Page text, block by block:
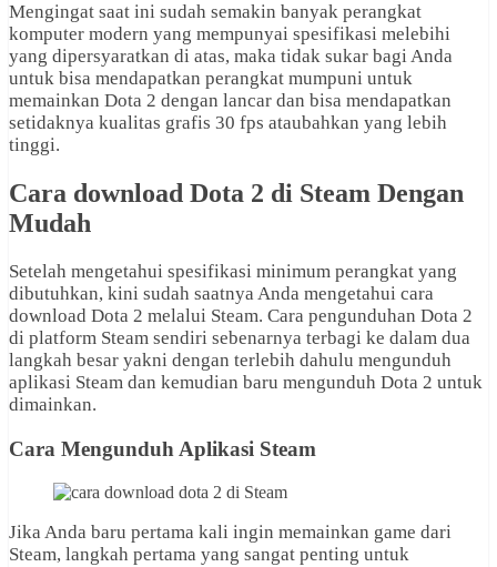
Mengingat saat ini sudah semakin banyak perangkat
komputer modern yang mempunyai spesifikasi melebihi
yang dipersyaratkan di atas, maka tidak sukar bagi Anda
untuk bisa mendapatkan perangkat mumpuni untuk
memainkan Dota 2 dengan lancar dan bisa mendapatkan
setidaknya kualitas grafis 30 fps ataubahkan yang lebih
tinggi.
Cara download Dota 2 di Steam Dengan
Mudah
Setelah mengetahui spesifikasi minimum perangkat yang
dibutuhkan, kini sudah saatnya Anda mengetahui cara
download Dota 2 melalui Steam. Cara pengunduhan Dota 2
di platform Steam sendiri sebenarnya terbagi ke dalam dua
langkah besar yakni dengan terlebih dahulu mengunduh
aplikasi Steam dan kemudian baru mengunduh Dota 2 untuk
dimainkan.
Cara Mengunduh Aplikasi Steam
Jika Anda baru pertama kali ingin memainkan game dari
Steam, langkah pertama yang sangat penting untuk